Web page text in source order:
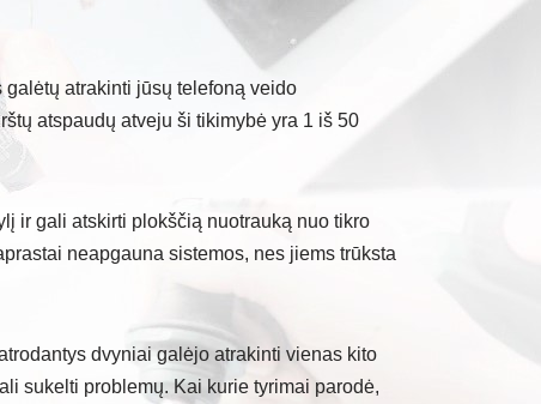
atrakinti jūsų telefoną veido
atspaudų atveju ši tikimybė yra 1 iš 50
ir gali atskirti plokščią nuotrauką nuo tikro
neapgauna sistemos, nes jiems trūksta
dvyniai galėjo atrakinti vienas kito
sukelti problemų. Kai kurie tyrimai parodė,